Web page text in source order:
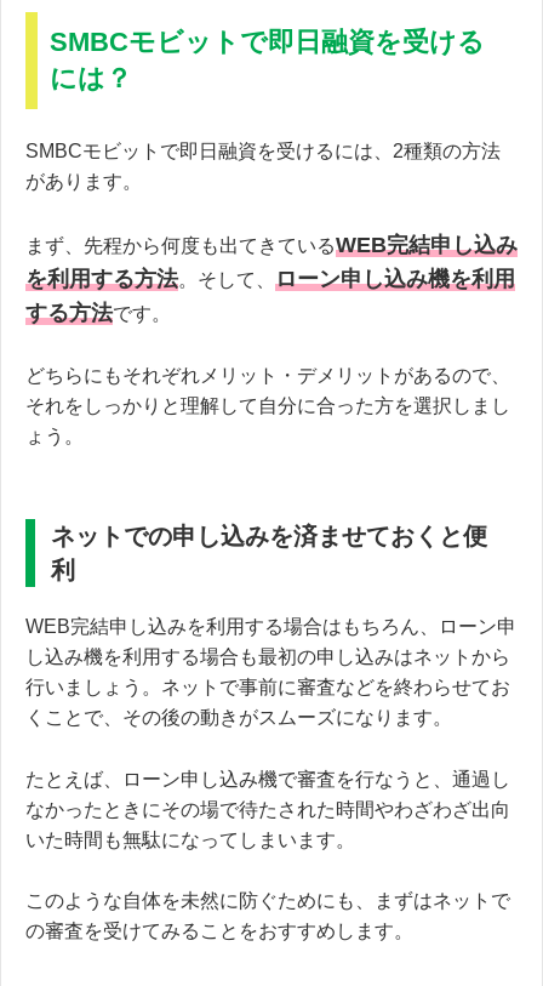
SMBCモビットで即日融資を受ける
には？
SMBCモビットで即日融資を受けるには、2種類の方法
があります。
まず、先程から何度も出てきているWEB完結申し込み
を利用する方法。そして、 ローン申し込み機を利用
する方法です。
どちらにもそれぞれメリット・デメリットがあるので、
それをしっかりと理解して自分に合った方を選択しまし
ょう。
ネットでの申し込みを済ませておくと便
利
WEB完結申し込みを利用する場合はもちろん、ローン申
し込み機を利用する場合も最初の申し込みはネットから
行いましょう。ネットで事前に審査などを終わらせてお
くことで、その後の動きがスムーズになります。
たとえば、ローン申し込み機で審査を行なうと、通過し
なかったときにその場で待たされた時間やわざわざ出向
いた時間も無駄になってしまいます。
このような自体を未然に防ぐためにも、まずはネットで
の審査を受けてみることをおすすめします。